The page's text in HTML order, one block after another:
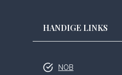
HANDIGE LINKS
NOB